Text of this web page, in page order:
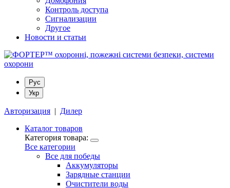
Контроль доступа
Сигнализации
Другое
Новости и статьи
Рус
Укр
Авторизация | Дилер
Каталог товаров
Категория товара:
Все категории
Все для победы
Аккумуляторы
Зарядные станции
Очистители воды